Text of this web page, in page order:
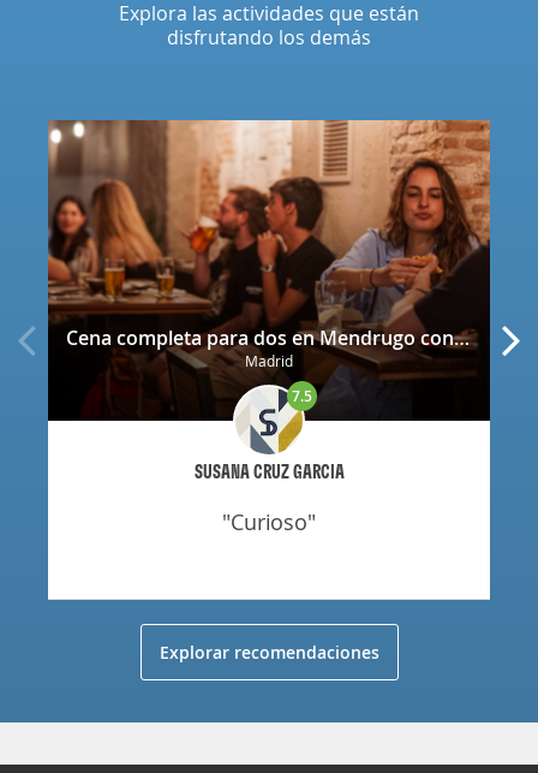
Cena completa para dos en Mendrugo con cerveza artesana incluida
Madrid
SUSANA CRUZ GARCIA
7.5
"curioso"
Explora las actividades que están
disfrutando los demás
Explorar recomendaciones